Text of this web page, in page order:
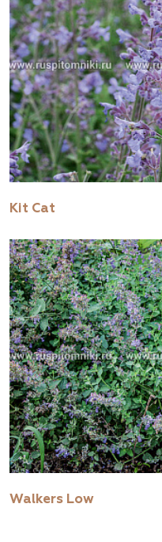
Kit Cat
Walkers Low